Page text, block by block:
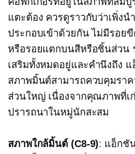
แตะต้อง ควรดูราวกับว่าเพิ่งน
ประกอบเข้าด้วยกัน ไม่มีรอย
หรือรอยแตกบนสีหรือชิ้นส่วน
เสริมทั้งหมดอยู่และคำนึงถึง
สภาพมิ้นต์สามารถควบคุมราค
ส่วนใหญ่ เนื่องจากคุณภาพที่เ
ปรารถนาในหมู่นักสะสม
สภาพใกล้มิ้นต์ (C8-9): แอ็กชั